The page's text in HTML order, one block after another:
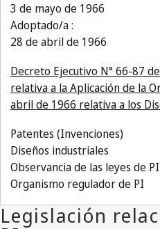
3 de mayo de 1966
Adoptado/a :
28 de abril de 1966
Decreto Ejecutivo N° 66-87
relativa a la Aplicación de la
abril de 1966 relativa a los
Patentes (Invenciones)
Diseños industriales
Observancia de las leyes de
Organismo regulador de PI